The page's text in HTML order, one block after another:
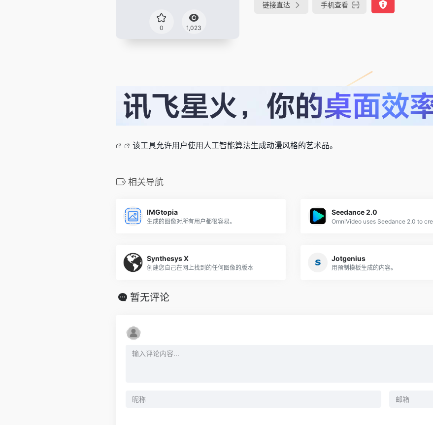
0 1,023
链接直达 手机查看
该工具允许用户使用人工智能算法生成动漫风格的艺术品。
相关导航
IMGtopia
生成的图像对所有用户都很容易。
Seedance 2.0
Synthesys X
创建您自己在网上找到的任何图像的版本
Jotgenius
用预制模板生成的内容。
暂无评论